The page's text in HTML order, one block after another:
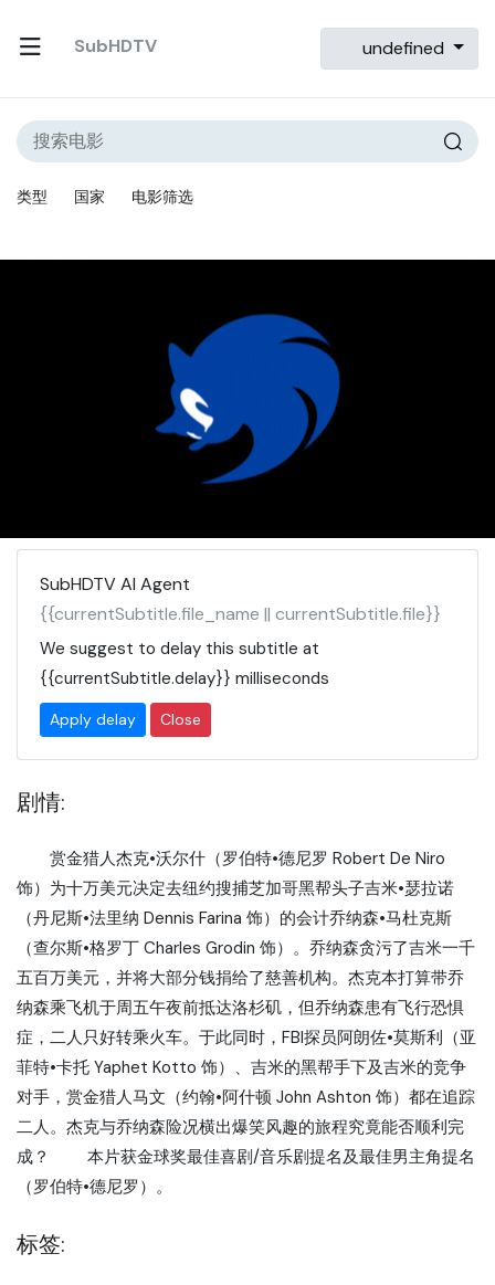
SubHDTV undefined
类型 国家 电影筛选
SubHDTV AI Agent
{{currentSubtitle.file_name || currentSubtitle.file}}
We suggest to delay this subtitle at
{{currentSubtitle.delay}} milliseconds
Apply delay Close
剧情:
赏金猎人杰克•沃尔什（罗伯特•德尼罗 Robert De Niro
饰）为十万美元决定去纽约搜捕芝加哥黑帮头子吉米•瑟拉诺
（丹尼斯•法里纳 Dennis Farina 饰）的会计乔纳森•马杜克斯
（查尔斯•格罗丁 Charles Grodin 饰）。乔纳森贪污了吉米一千
五百万美元，并将大部分钱捐给了慈善机构。杰克本打算带乔
纳森乘飞机于周五午夜前抵达洛杉矶，但乔纳森患有飞行恐惧
症，二人只好转乘火车。于此同时，FBI探员阿朗佐•莫斯利（亚
菲特•卡托 Yaphet Kotto 饰）、吉米的黑帮手下及吉米的竞争
对手，赏金猎人马文（约翰•阿什顿 John Ashton 饰）都在追踪
二人。杰克与乔纳森险况横出爆笑风趣的旅程究竟能否顺利完
成？ 本片获金球奖最佳喜剧/音乐剧提名及最佳男主角提名
（罗伯特•德尼罗）。
标签: